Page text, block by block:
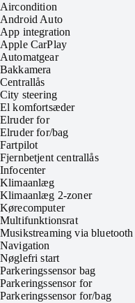
Aircondition
Android Auto
App integration
Apple CarPlay
Automatgear
Bakkamera
Centrallås
City steering
El komfortsæder
Elruder for
Elruder for/bag
Fartpilot
Fjernbetjent centrallås
Infocenter
Klimaanlæg
Klimaanlæg 2-zoner
Kørecomputer
Multifunktionsrat
Musikstreaming via bluetooth
Navigation
Nøglefri start
Parkeringssensor bag
Parkeringssensor for
Parkeringssensor for/bag